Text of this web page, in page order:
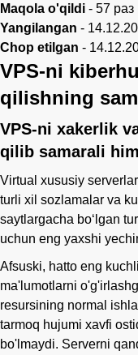
Maqola o'qildi - 57 раз
Yangilangan -
Chop etilgan -
VPS-ni
qilishning
VPS-ni xakerlik
qilib samarali
Virtual xususiy
turli xil sozlamalar va
saytlargacha bo‘lgan
uchun eng yaxshi
Afsuski, hatto eng
ma'lumotlarni
resursining normal
tarmoq hujumi xavfi
bo'lmaydi. Serverni